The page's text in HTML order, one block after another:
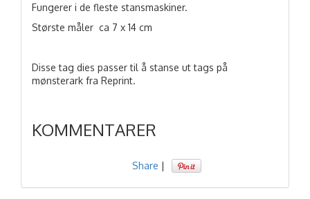
Fungerer i de fleste stansmaskiner.
Største måler ca 7 x 14 cm
Disse tag dies passer til å stanse ut tags på
mønsterark fra Reprint.
KOMMENTARER
Share |